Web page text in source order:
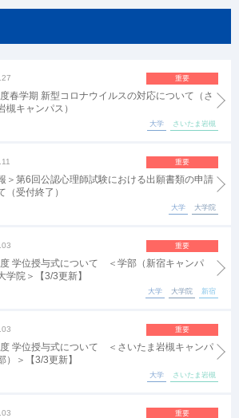
重要
春学期 新型コロナウイルスの対応について（さ
槻キャンパス）
大学 さいたま岩槻
重要
＞第6回公認心理師試験における出願書類の申請
（受付終了）
大学 大学院
重要
学位授与式について ＜学部（新宿キャンパ
学院＞【3/3更新】
大学 大学院 新宿
重要
学位授与式について ＜さいたま岩槻キャンパ
）＞【3/3更新】
大学 さいたま岩槻
重要